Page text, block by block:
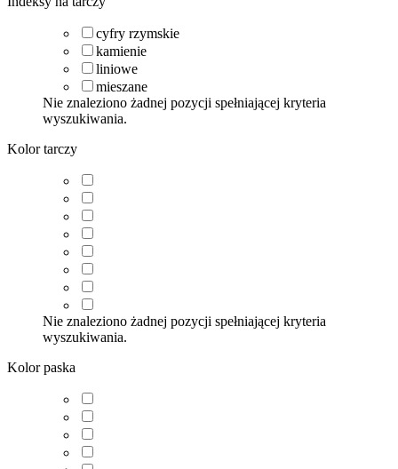
cyfry rzymskie
kamienie
liniowe
mieszane
Nie znaleziono żadnej pozycji spełniającej kryteria
wyszukiwania.
Kolor tarczy
Nie znaleziono żadnej pozycji spełniającej kryteria
wyszukiwania.
Kolor paska